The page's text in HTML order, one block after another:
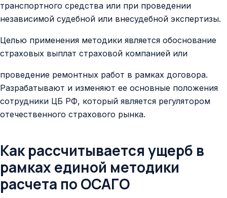
транспортного средства или при проведении
независимой судебной или внесудебной экспертизы.
Целью применения методики является обоснование
страховых выплат страховой компанией или
проведение ремонтных работ в рамках договора.
Разрабатывают и изменяют ее основные положения
сотрудники ЦБ РФ, который является регулятором
отечественного страхового рынка.
Как рассчитывается ущерб в
рамках единой методики
расчета по ОСАГО